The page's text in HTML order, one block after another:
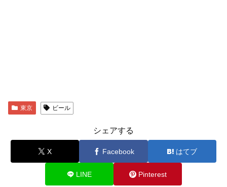
東京 ビール
シェアする
X Facebook はてブ
LINE Pinterest